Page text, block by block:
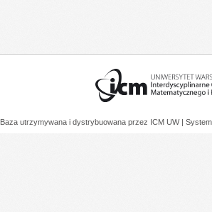
Baza utrzymywana i dystrybuowana przez ICM UW |